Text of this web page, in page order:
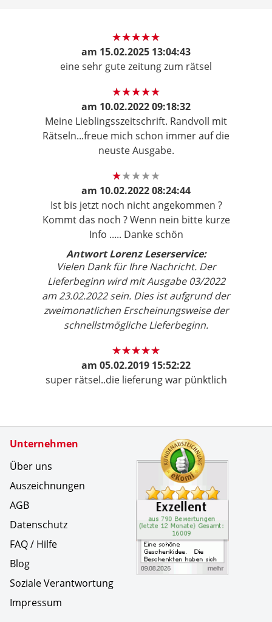
am 15.02.2025 13:04:43
eine sehr gute zeitung zum rätsel
am 10.02.2022 09:18:32
Meine Lieblingsszeitschrift. Randvoll mit
Rätseln...freue mich schon immer auf die
neuste Ausgabe.
am 10.02.2022 08:24:44
Ist bis jetzt noch nicht angekommen ?
Kommt das noch ? Wenn nein bitte kurze
Info ..... Danke schön
Antwort Lorenz Leserservice:
Vielen Dank für Ihre Nachricht. Der
Lieferbeginn wird mit Ausgabe 03/2022
am 23.02.2022 sein. Dies ist aufgrund der
zweimonatlichen Erscheinungsweise der
schnellstmögliche Lieferbeginn.
am 05.02.2019 15:52:22
super rätsel..die lieferung war pünktlich
Unternehmen
Über uns
Auszeichnungen
AGB
Datenschutz
FAQ / Hilfe
Blog
Soziale Verantwortung
Impressum
Zertifikate